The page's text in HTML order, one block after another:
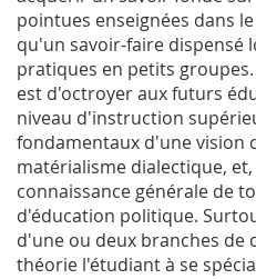
pointues enseignées dans
qu'un savoir-faire dispensé
pratiques en petits
est d'octroyer aux futurs
niveau d'instruction
fondamentaux d'une vision
matérialisme dialectique,
connaissance générale de
d'éducation politique.
d'une ou deux branches de
théorie l'étudiant à se